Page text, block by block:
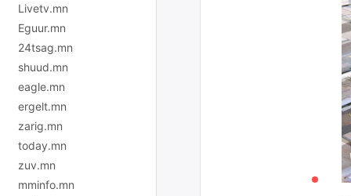
Livetv.mn
Eguur.mn
24tsag.mn
shuud.mn
eagle.mn
ergelt.mn
zarig.mn
today.mn
zuv.mn
mminfo.mn